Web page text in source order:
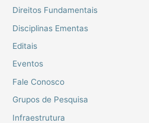
Direitos Fundamentais
Disciplinas Ementas
Editais
Eventos
Fale Conosco
Grupos de Pesquisa
Infraestrutura